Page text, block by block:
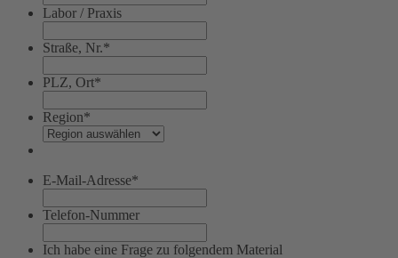
Labor / Praxis
Straße, Nr.*
PLZ, Ort*
Region*
E-Mail-Adresse*
Telefon-Nummer
Ich habe eine Frage zu folgendem Material